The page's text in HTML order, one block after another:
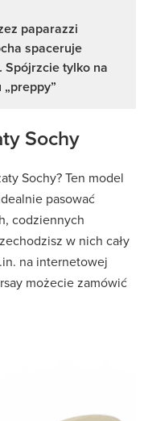
paparazzi
spaceruje
Spójrzcie tylko na
Sochy
Sochy? Ten model
pasować
codziennych
w nich cały
na internetowej
możecie zamówić